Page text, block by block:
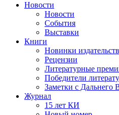
Новости
Новости
События
Выставки
Книги
Новинки издательств
Рецензии
Литературные
Победители
Заметки с Дальнего
Журнал
15 лет КИ